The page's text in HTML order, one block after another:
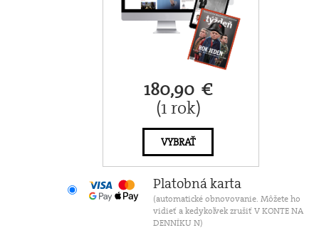
180,90 €
(1 rok)
VYBRAŤ
Platobná karta
(automatické obnovovanie. Môžete ho
vidieť a kedykoľvek zrušiť V KONTE NA
DENNÍKU N)